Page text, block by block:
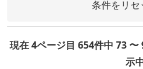
条件をリセ
現在 4ページ目 654件中 73
示